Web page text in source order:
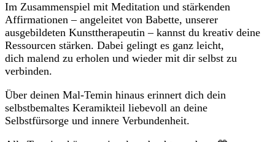
Im Zusammenspiel mit Meditation und stärkenden
Affirmationen – angeleitet von Babette, unserer
ausgebildeten Kunsttherapeutin – kannst du kreativ deine
Ressourcen stärken. Dabei gelingt es ganz leicht,
dich malend zu erholen und wieder mit dir selbst zu
verbinden.
Über deinen Mal-Temin hinaus erinnert dich dein
selbstbemaltes Keramikteil liebevoll an deine
Selbstfürsorge und innere Verbundenheit.